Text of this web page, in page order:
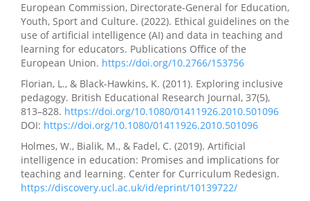
European Commission, Directorate-General for Education,
Youth, Sport and Culture. (2022). Ethical guidelines on the
use of artificial intelligence (AI) and data in teaching and
learning for educators. Publications Office of the
European Union. https://doi.org/10.2766/153756
Florian, L., & Black-Hawkins, K. (2011). Exploring inclusive
pedagogy. British Educational Research Journal, 37(5),
813–828. https://doi.org/10.1080/01411926.2010.501096
DOI: https://doi.org/10.1080/01411926.2010.501096
Holmes, W., Bialik, M., & Fadel, C. (2019). Artificial
intelligence in education: Promises and implications for
teaching and learning. Center for Curriculum Redesign.
https://discovery.ucl.ac.uk/id/eprint/10139722/